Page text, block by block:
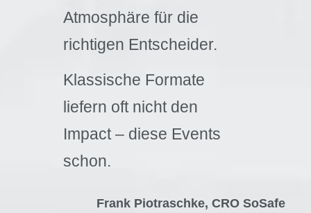
Atmosphäre für die
richtigen Entscheider.
Klassische Formate
liefern oft nicht den
Impact – diese Events
schon.
Frank Piotraschke, CRO SoSafe